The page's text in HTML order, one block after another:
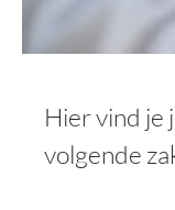
Hier vind je
volgende